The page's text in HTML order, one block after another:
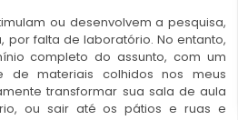
ou desenvolvem a pesquisa,
por falta de laboratório. No entanto,
completo do assunto, com um
de materiais colhidos nos meus
transformar sua sala de aula
ou sair até os pátios e ruas e